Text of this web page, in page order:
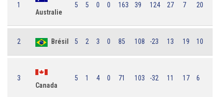
1
Australie
5 5 0 0 163 39 124 27 7 20
2 Brésil 5 2 3 0 85 108 -23 13 19 10
3
Canada
5 1 4 0 71 103 -32 11 17 6